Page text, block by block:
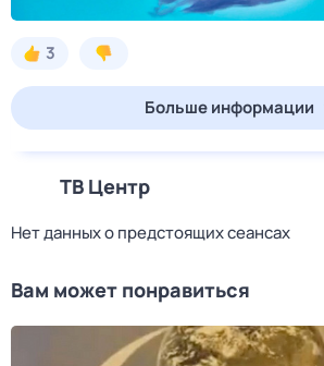
3
Больше информации
ТВ Центр
Нет данных о предстоящих сеансах
Вам может понравиться